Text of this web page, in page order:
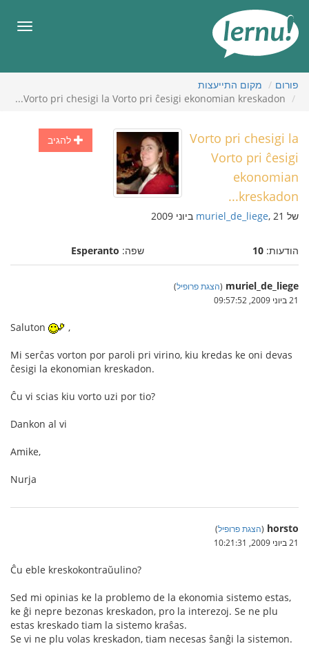
העניינים
פורום
מקום התייעצות
Vorto pri chesigi la Vorto pri ĉesigi ekonomian kreskadon...
להגיב
Vorto pri chesigi la
Vorto pri ĉesigi
ekonomian
kreskadon...
של muriel_de_liege, 21 ביוני 2009
הודעות: 10 שפה: Esperanto
muriel_de_liege
(הצגת פרופיל)
21 ביוני 2009, 09:57:52
Saluton ,
Mi serĉas vorton por paroli pri virino, kiu kredas ke oni devas
ĉesigi la ekonomian kreskadon.
Ĉu vi scias kiu vorto uzi por tio?
Dankon al vi
Amike,
Nurja
horsto
(הצגת פרופיל)
21 ביוני 2009, 10:21:31
Ĉu eble kreskokontraŭulino?
Sed mi opinias ke la problemo de la ekonomia sistemo estas,
ke ĝi nepre bezonas kreskadon, pro la interezoj. Se ne plu
estas kreskado tiam la sistemo kraŝas.
Se vi ne plu volas kreskadon, tiam necesas ŝanĝi la sistemon.